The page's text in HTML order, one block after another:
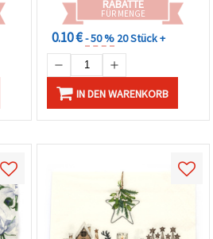
RABATTE
FÜR MENGE
0.10 €- 50 % 20 Stück +
IN DEN WARENKORB